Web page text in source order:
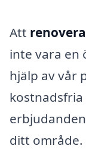
Att
inte vara en
hjälp av vår
ditt område.